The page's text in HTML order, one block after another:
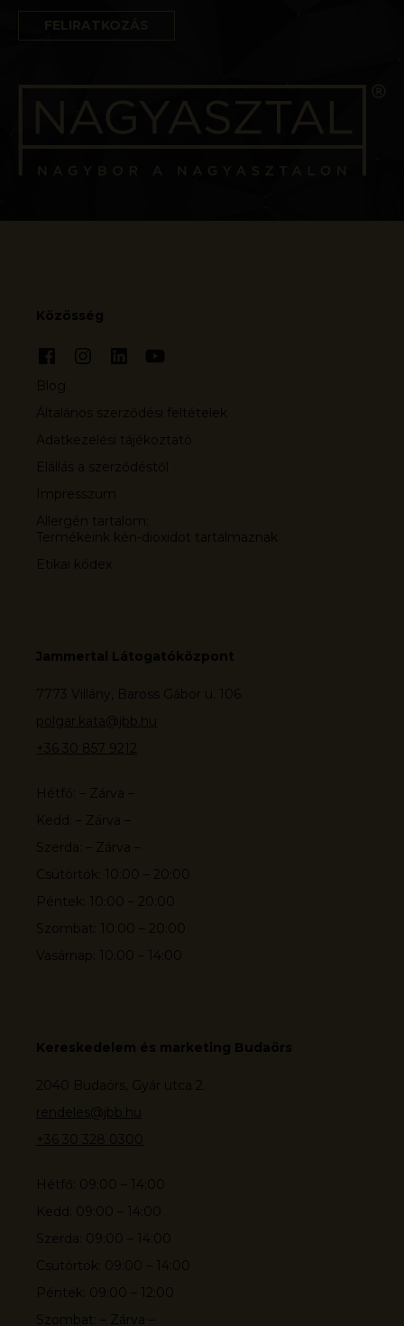
Közösség
Blog
Általános szerződési feltételek
Adatkezelési tájékoztató
Elállás a szerződéstől
Impresszum
Allergén tartalom:
Termékeink kén-dioxidot tartalmaznak
Etikai kódex
Jammertal Látogatóközpont
7773 Villány, Baross Gábor u. 106.
polgar.kata@jbb.hu
+36 30 857 9212
Hétfő: – Zárva –
Kedd: – Zárva –
Szerda: – Zárva –
Csütörtök: 10:00 – 20:00
Péntek: 10:00 – 20:00
Szombat: 10:00 – 20:00
Vasárnap: 10:00 – 14:00
Kereskedelem és marketing Budaörs
2040 Budaörs, Gyár utca 2.
rendeles@jbb.hu
+36 30 328 0300
Hétfő: 09:00 – 14:00
Kedd: 09:00 – 14:00
Szerda: 09:00 – 14:00
Csütörtök: 09:00 – 14:00
Péntek: 09:00 – 12:00
Szombat: – Zárva –